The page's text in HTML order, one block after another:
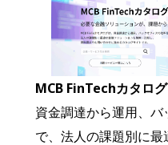
MCB FinTechカタログ
資金調達から運用、バ
で、法人の課題別に